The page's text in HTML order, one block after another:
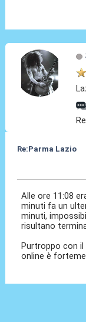
Re:Parma Lazio
Alle ore 11:08
minuti fa un
minuti,
risultano
Purtroppo con
online è